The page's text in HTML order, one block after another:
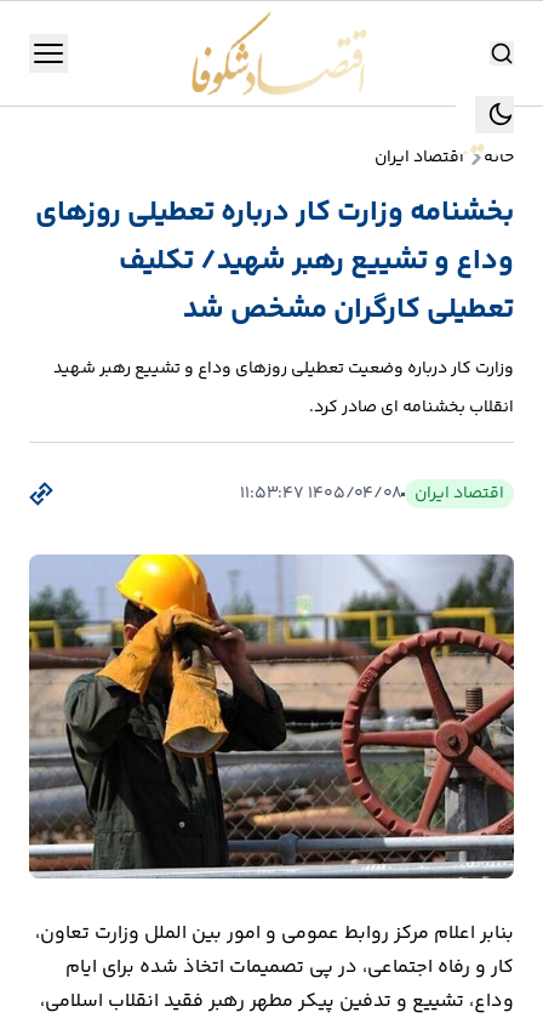
جستجو جستجو
منو
تولید
و
صنعت
انرژی
بورس
بیمه
اقتصاد
جهان
بازار
و
تجارت
کشاورزی
و
مسکن
خانه اقتصاد ایران
بخشنامه وزارت کار درباره تعطیلی روزهای
وداع و تشییع رهبر شهید/ تکلیف
تعطیلی کارگران مشخص شد
وزارت کار درباره وضعیت تعطیلی روزهای وداع و تشییع رهبر شهید
انقلاب بخشنامه ای صادر کرد.
اقتصاد ایران ۱۴۰۵/۰۴/۰۸ ۱۱:۵۳:۴۷
بنابر اعلام مرکز روابط عمومی و امور بین الملل وزارت تعاون،
کار و رفاه اجتماعی، در پی تصمیمات اتخاذ شده برای ایام
وداع، تشییع و تدفین پیکر مطهر رهبر فقید انقلاب اسلامی،